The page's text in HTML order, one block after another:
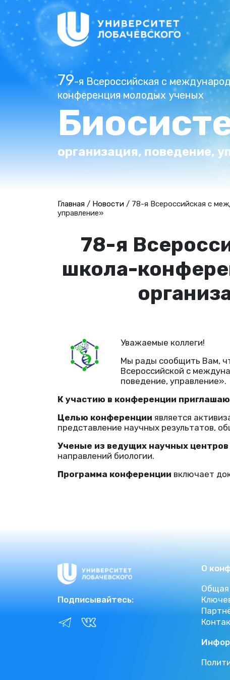
79-я Всероссийская с
конференция молодых ученых
организация, поведение,
Главная / Новости / 78-я Всероссийская с
управление»
78-я
школа-
Уважаемые коллеги!
Мы рады сообщить Вам,
Всероссийской с
поведение, управление».
К участию в конференции
Целью конференции является
представление научных результатов,
Ученые из ведущих научных центров
направлений биологии.
Программа конференции включает
Подписывайтесь:
О
Общая